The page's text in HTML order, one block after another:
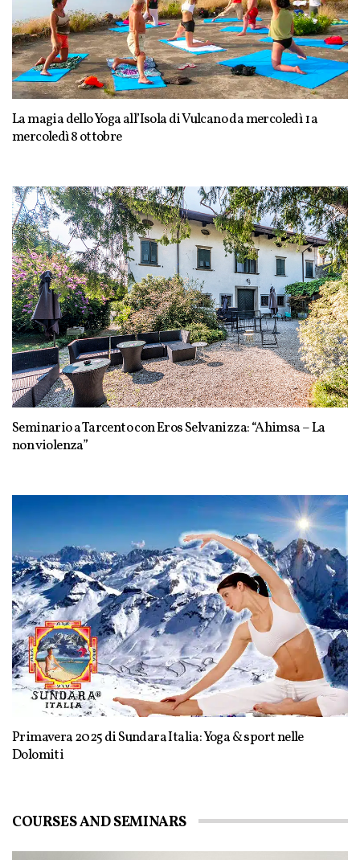
La magia dello Yoga all’Isola di Vulcano da mercoledì 1 a
mercoledì 8 ottobre
Seminario a Tarcento con Eros Selvanizza: “Ahimsa – La
non violenza”
Primavera 2025 di Sundara Italia: Yoga & sport nelle
Dolomiti
COURSES AND SEMINARS